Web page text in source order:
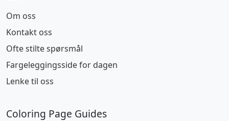
Om oss
Kontakt oss
Ofte stilte spørsmål
Fargeleggingsside for dagen
Lenke til oss
Coloring Page Guides